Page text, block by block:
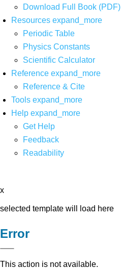
Download Full Book (PDF)
Resources expand_more
Periodic Table
Physics Constants
Scientific Calculator
Reference expand_more
Reference & Cite
Tools expand_more
Help expand_more
Get Help
Feedback
Readability
x
selected template will load here
Error
This action is not available.